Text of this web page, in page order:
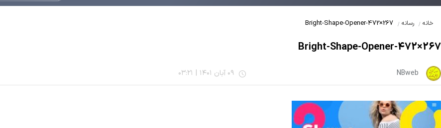
خانه رسانه
Bright-Shape-Opener-472×267
NBweb 09 آبان 1401 |
03:21